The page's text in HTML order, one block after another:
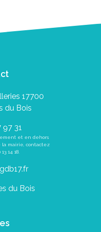
17700
du Bois
97 31
et en dehors
la mairie, contactez
13 14 18
du Bois